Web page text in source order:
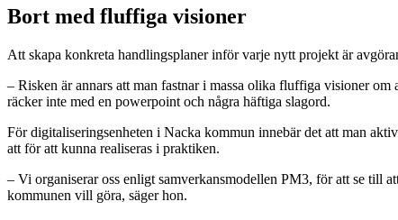
Bort med fluffiga visioner
Att skapa konkreta handlingsplaner inför varje nytt projekt är
– Risken är annars att man fastnar i massa olika fluffiga visioner
räcker inte med en powerpoint och några häftiga slagord.
För digitaliseringsenheten i Nacka kommun innebär det att man
att för att kunna realiseras i praktiken.
– Vi organiserar oss enligt samverkansmodellen PM3, för att se till
kommunen vill göra, säger hon.